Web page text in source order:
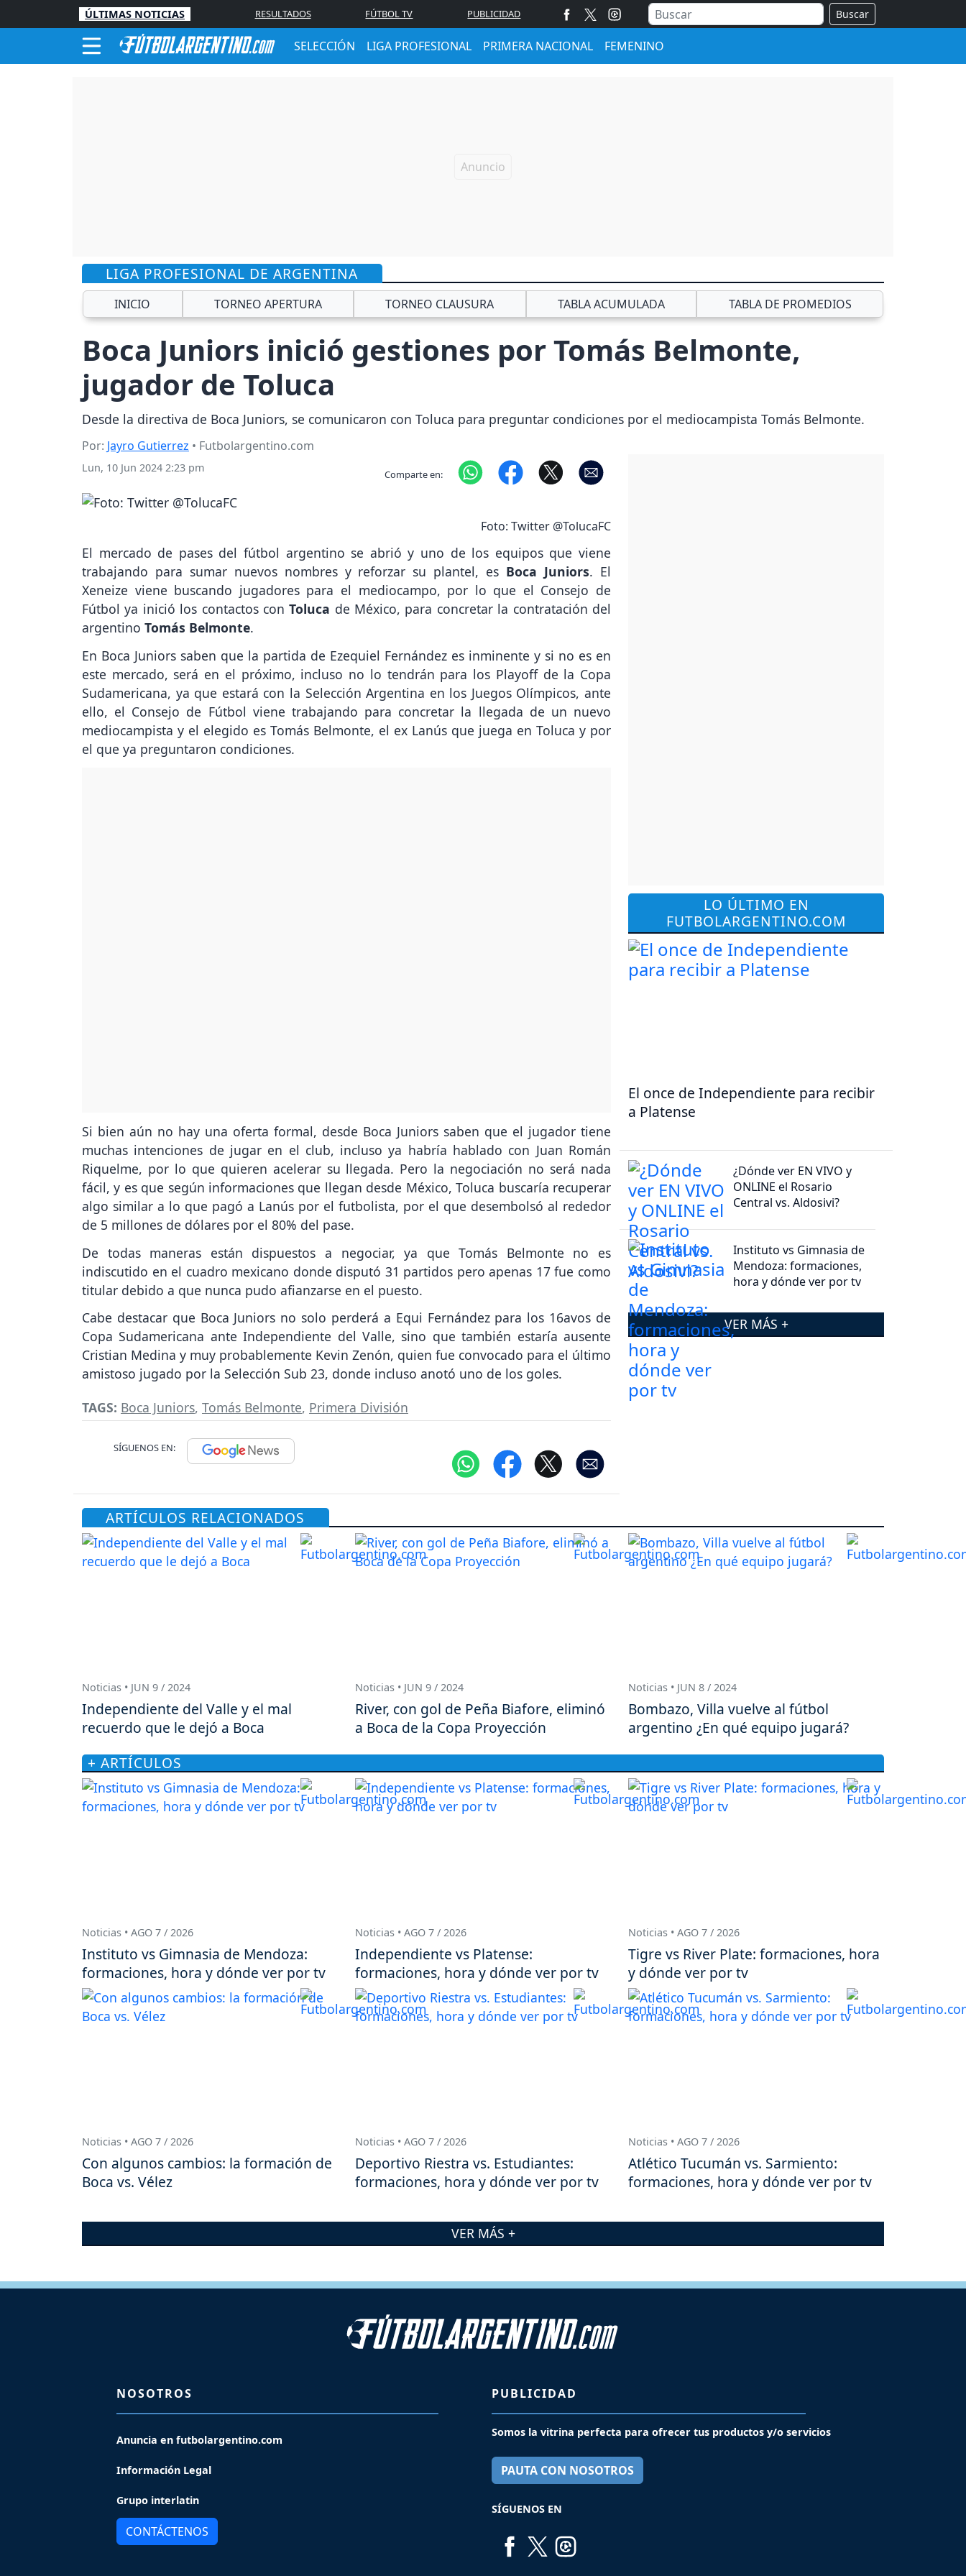
ÚLTIMAS NOTICIAS RESULTADOS FÚTBOL TV PUBLICIDAD Buscar
SELECCIÓN LIGA PROFESIONAL PRIMERA NACIONAL FEMENINO
LIGA PROFESIONAL DE ARGENTINA
INICIO TORNEO APERTURA TORNEO CLAUSURA TABLA ACUMULADA TABLA DE PROMEDIOS
Boca Juniors inició gestiones por Tomás Belmonte,
jugador de Toluca
Desde la directiva de Boca Juniors, se comunicaron con Toluca para preguntar condiciones por el mediocampista Tomás Belmonte.
Por: Jayro Gutierrez • Futbolargentino.com
Lun, 10 Jun 2024 2:23 pm Comparte en:
Foto: Twitter @TolucaFC
El mercado de pases del fútbol argentino se abrió y uno de los equipos que viene
trabajando para sumar nuevos nombres y reforzar su plantel, es Boca Juniors. El
Xeneize viene buscando jugadores para el mediocampo, por lo que el Consejo de
Fútbol ya inició los contactos conToluca de México, para concretar la contratación del
argentino Tomás Belmonte.
En Boca Juniors saben que la partida de Ezequiel Fernández es inminente y si no es en
este mercado, será en el próximo, incluso no lo tendrán para los Playoff de la Copa
Sudamericana, ya que estará con la Selección Argentina en los Juegos Olímpicos, ante
ello, el Consejo de Fútbol viene trabajando para concretar la llegada de un nuevo
mediocampista y el elegido es Tomás Belmonte, el ex Lanús que juega en Toluca y por
el que ya preguntaron condiciones.
Si bien aún no hay una oferta formal, desde Boca Juniors saben que el jugador tiene
muchas intenciones de jugar en el club, incluso ya habría hablado con Juan Román
Riquelme, por lo que quieren acelerar su llegada. Pero la negociación no será nada
fácil, y es que según informaciones que llegan desde México, Toluca buscaría recuperar
algo similar a lo que pagó a Lanús por el futbolista, por el que desembolsó al rededor
de 5 millones de dólares por el 80% del pase.
De todas maneras están dispuestos a negociar, ya que Tomás Belmonte no es
indiscutido en el cuadro mexicano donde disputó 31 partidos pero apenas 17 fue como
titular debido a que nunca pudo afianzarse en el puesto.
Cabe destacar que Boca Juniors no solo perderá a Equi Fernández para los 16avos de
Copa Sudamericana ante Independiente del Valle, sino que también estaría ausente
Cristian Medina y muy probablemente Kevin Zenón, quien fue convocado para el último
amistoso jugado por la Selección Sub 23, donde incluso anotó uno de los goles.
TAGS: Boca Juniors, Tomás Belmonte, Primera División
SÍGUENOS EN:
LO ÚLTIMO EN
FUTBOLARGENTINO.COM
El once de Independiente para recibir
a Platense
¿Dónde ver EN VIVO y
ONLINE el Rosario
Central vs. Aldosivi?
Instituto vs Gimnasia de
Mendoza: formaciones,
hora y dónde ver por tv
VER MÁS +
ARTÍCULOS RELACIONADOS
Noticias • JUN 9 / 2024
Independiente del Valle y el mal
recuerdo que le dejó a Boca
Noticias • JUN 9 / 2024
River, con gol de Peña Biafore, eliminó
a Boca de la Copa Proyección
Noticias • JUN 8 / 2024
Bombazo, Villa vuelve al fútbol
argentino ¿En qué equipo jugará?
+ ARTÍCULOS
Noticias • AGO 7 / 2026
Instituto vs Gimnasia de Mendoza:
formaciones, hora y dónde ver por tv
Noticias • AGO 7 / 2026
Independiente vs Platense:
formaciones, hora y dónde ver por tv
Noticias • AGO 7 / 2026
Tigre vs River Plate: formaciones, hora
y dónde ver por tv
Noticias • AGO 7 / 2026
Con algunos cambios: la formación de
Boca vs. Vélez
Noticias • AGO 7 / 2026
Deportivo Riestra vs. Estudiantes:
formaciones, hora y dónde ver por tv
Noticias • AGO 7 / 2026
Atlético Tucumán vs. Sarmiento:
formaciones, hora y dónde ver por tv
VER MÁS +
NOSOTROS
Anuncia en futbolargentino.com
Información Legal
Grupo interlatin
CONTÁCTENOS
PUBLICIDAD
Somos la vitrina perfecta para ofrecer tus productos y/o servicios
PAUTA CON NOSOTROS
SÍGUENOS EN